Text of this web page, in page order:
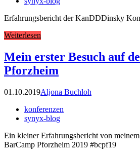
Erfahrungsbericht der KanDDDinsky
Weiterlesen
Mein erster Besuch auf
Pforzheim
01.10.2019Aljona Buchloh
konferenzen
synyx-blog
Ein kleiner Erfahrungsbericht von
BarCamp Pforzheim 2019 #bcpf19